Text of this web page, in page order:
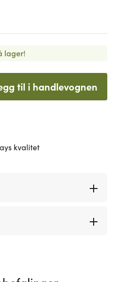
lager!
til i handlevognen
kvalitet